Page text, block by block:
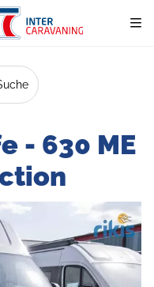
- 630 ME